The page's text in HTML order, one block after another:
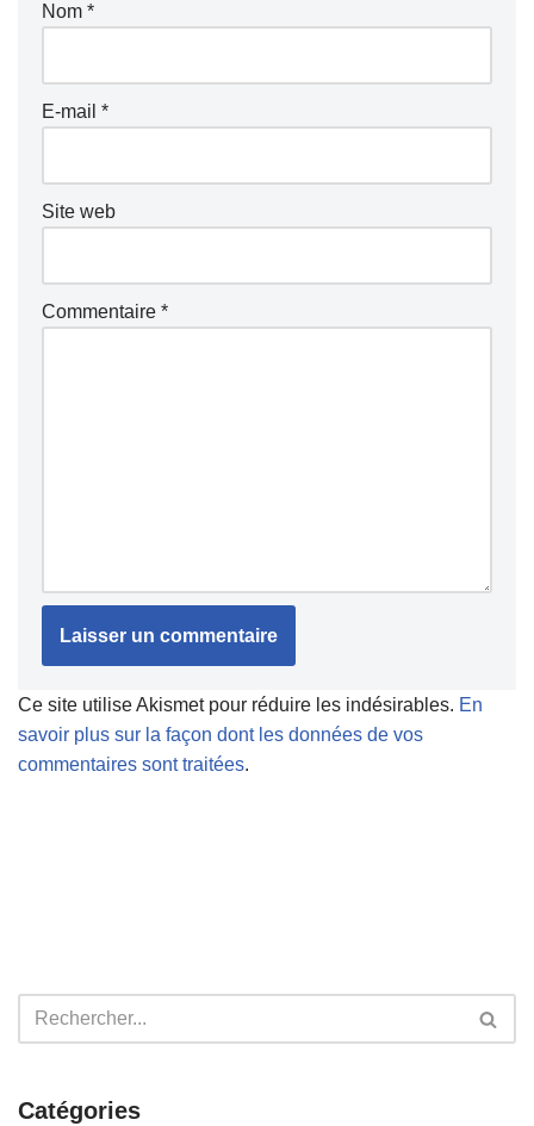
Nom *
E-mail *
Site web
Commentaire *
Ce site utilise Akismet pour réduire les indésirables. En
savoir plus sur la façon dont les données de vos
commentaires sont traitées.
Catégories